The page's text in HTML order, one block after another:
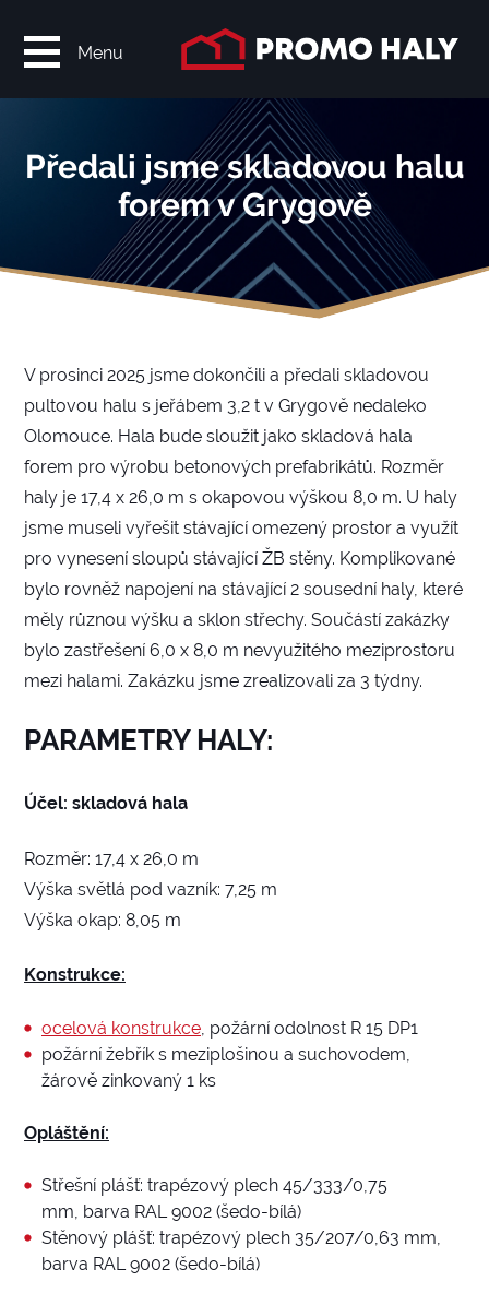
Předali jsme skladovou halu
forem v Grygově
V prosinci 2025 jsme dokončili a předali skladovou
pultovou halu s jeřábem 3,2 t v Grygově nedaleko
Olomouce. Hala bude sloužit jako skladová hala
forem pro výrobu betonových prefabrikátů. Rozměr
haly je 17,4 x 26,0 m s okapovou výškou 8,0 m. U haly
jsme museli vyřešit stávající omezený prostor a využít
pro vynesení sloupů stávající ŽB stěny. Komplikované
bylo rovněž napojení na stávající 2 sousední haly, které
měly různou výšku a sklon střechy. Součástí zakázky
bylo zastřešení 6,0 x 8,0 m nevyužitého meziprostoru
mezi halami. Zakázku jsme zrealizovali za 3 týdny.
PARAMETRY HALY:
Účel: skladová hala
Rozměr: 17,4 x 26,0 m
Výška světlá pod vazník: 7,25 m
Výška okap: 8,05 m
Konstrukce:
ocelová konstrukce , požární odolnost R 15 DP1
požární žebřík s meziplošinou a suchovodem,
žárově zinkovaný 1 ks
Opláštění:
Střešní plášť: trapézový plech 45/333/0,75
mm, barva RAL 9002 (šedo-bílá)
Stěnový plášť: trapézový plech 35/207/0,63 mm,
barva RAL 9002 (šedo-bílá)
Menu